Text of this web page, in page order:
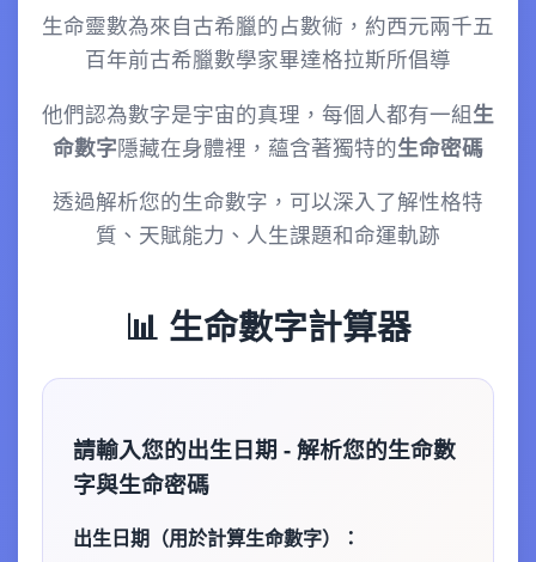
生命靈數為來自古希臘的占數術，約西元兩千五
百年前古希臘數學家畢達格拉斯所倡導
他們認為數字是宇宙的真理，每個人都有一組生
命數字隱藏在身體裡，蘊含著獨特的生命密碼
透過解析您的生命數字，可以深入了解性格特
質、天賦能力、人生課題和命運軌跡
📊 生命數字計算器
請輸入您的出生日期 - 解析您的生命數
字與生命密碼
出生日期（用於計算生命數字）：